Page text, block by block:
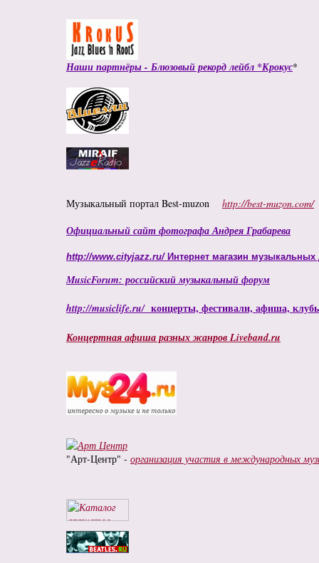
Наши партнёры - Блюзовый рекорд лейбл *Крокус*
Музыкальный портал Best-muzon http://best-muzon.com/
Официальный сайт фотографа Андрея Грабарева
http://www.cityjazz.ru/Интернет магазин музыкальных
MusicForum: российский музыкальный форум
http://musiclife.ru/концерты, фестивали, афиша,
Концертная афиша разных жанров Liveband.ru
"Арт-Центр" - организация участия в международных